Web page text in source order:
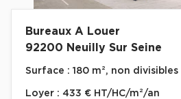
Bureaux A Louer
92200 Neuilly Sur Seine
Surface : 180 m², non divisibles
Loyer : 433 € HT/HC/m²/an